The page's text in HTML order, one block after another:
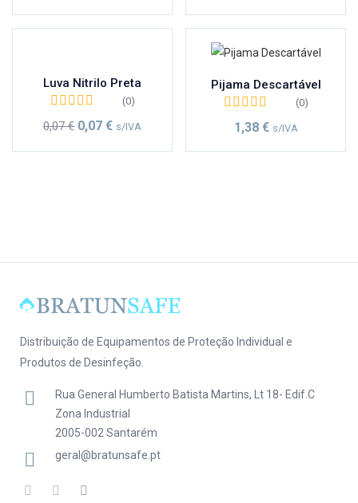
Luva Nitrilo Preta
(0)
0,07€ 0,07 € s/IVA
Pijama Descartável
(0)
1,38 € s/IVA
Distribuição de Equipamentos de Proteção Individual e
Produtos de Desinfeção.
Rua General Humberto Batista Martins, Lt 18- Edif.C
Zona Industrial
2005-002 Santarém
geral@bratunsafe.pt